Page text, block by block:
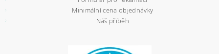
Minimální cena objednávky
Náš příběh